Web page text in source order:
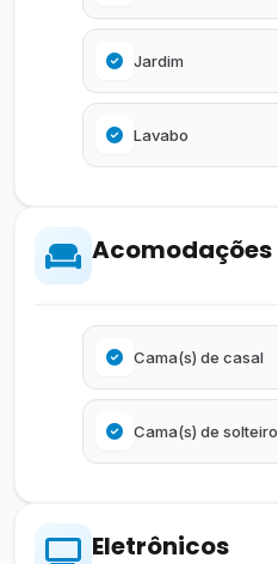
Jardim
Lavabo
Acomodações
Cama(s) de casal
Cama(s) de solteiro
Eletrônicos